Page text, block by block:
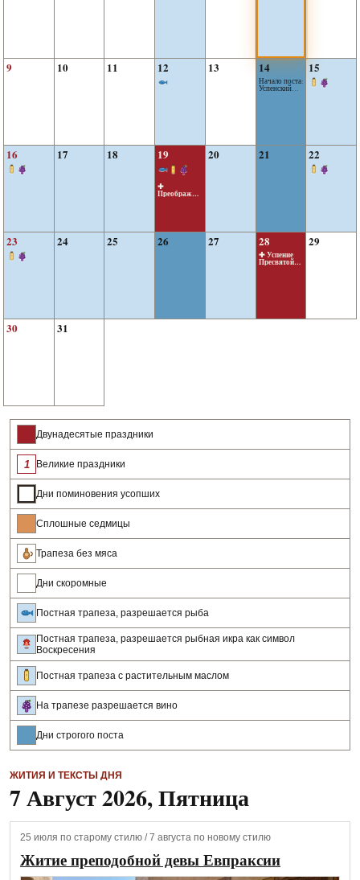
9 10 11 12 13 14
Начало поста:
Успенский
15
16 17 18 19
✚
Преображен
ие Господне
20 21 22
23 24 25 26 27 28
✚ Успение
Пресвятой
Богородицы
29
30 31
Двунадесятые праздники
Великие праздники
Дни поминовения усопших
Сплошные седмицы
Трапеза без мяса
Дни скоромные
Постная трапеза, разрешается рыба
Постная трапеза, разрешается рыбная икра как символ
Воскресения
Постная трапеза с растительным маслом
На трапезе разрешается вино
Дни строгого поста
ЖИТИЯ И ТЕКСТЫ ДНЯ
7 Август 2026, Пятница
25 июля по старому стилю / 7 августа по новому стилю
Житие преподобной девы Евпраксии